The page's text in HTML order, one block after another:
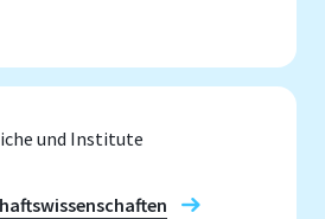
und Institute